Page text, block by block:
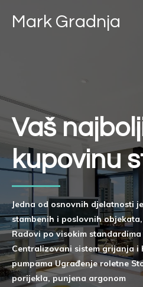
Mark Gradnja
Vaš
kupovinu
Jedna od osnovnih djelatnosti
stambenih i poslovnih
Radovi po visokim
Centralizovani sistem grijanja i
pumpama Ugrađenje roletne
porijekla, punjena argonom